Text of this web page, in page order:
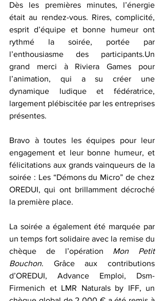
Dès les premières minutes, l’énergie
était au rendez-vous. Rires, complicité,
esprit d’équipe et bonne humeur ont
rythmé la soirée, portée par
l’enthousiasme des participants.Un
grand merci à Riviera Games pour
l’animation, qui a su créer une
dynamique ludique et fédératrice,
largement plébiscitée par les entreprises
présentes.
Bravo à toutes les équipes pour leur
engagement et leur bonne humeur, et
félicitations aux grands vainqueurs de la
soirée : Les “Démons du Micro” de chez
OREDUI, qui ont brillamment décroché
la première place.
La soirée a également été marquée par
un temps fort solidaire avec la remise du
chèque de l’opération Mon Petit
Bouchon. Grâce aux contributions
d’OREDUI, Advance Emploi, Dsm-
Firmenich et LMR Naturals by IFF, un